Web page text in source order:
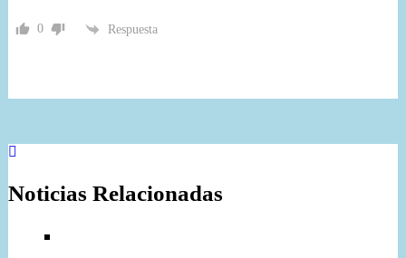
0 Respuesta
Noticias Relacionadas